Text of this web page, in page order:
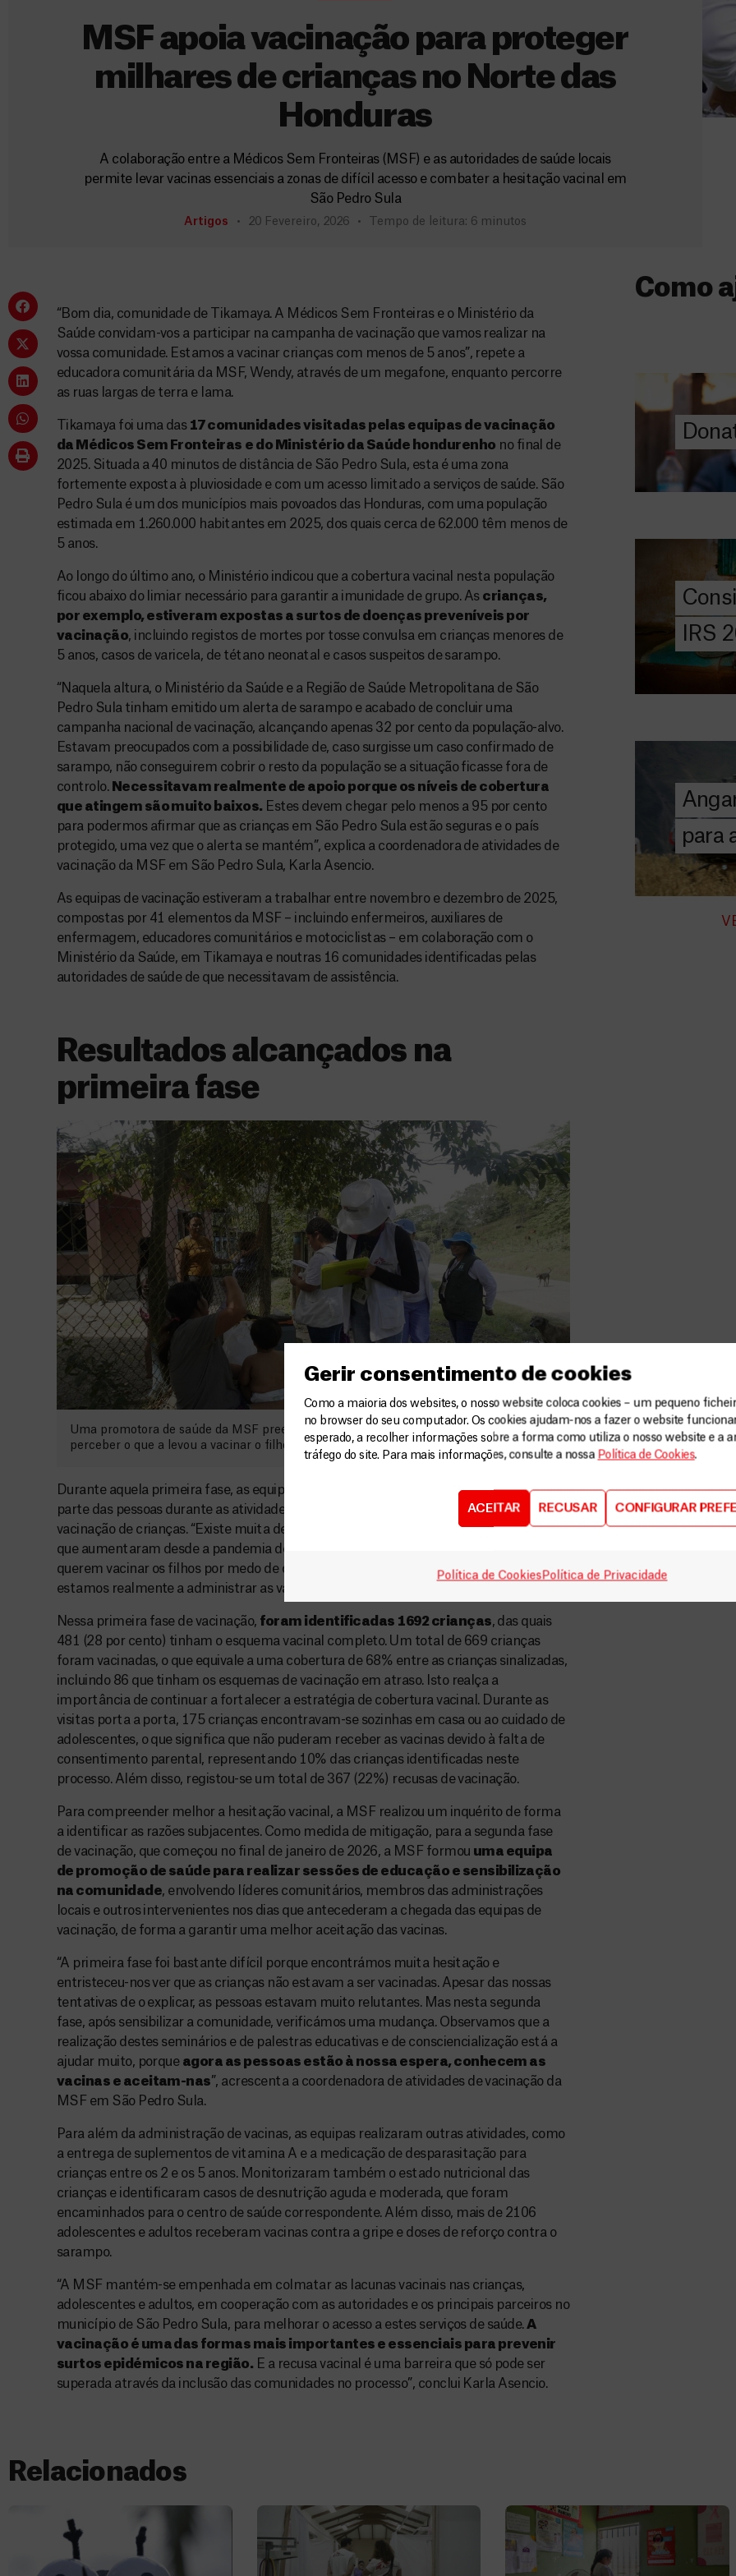
Gerir consentimento de cookies
Como a maioria dos websites, o nosso website coloca cookies – um pequeno
no browser do seu computador. Os cookies ajudam-nos a fazer o website
esperado, a recolher informações sobre a forma como utiliza o nosso website e a
tráfego do site. Para mais informações, consulte a nossa Política de Cookies.
ACEITAR RECUSAR CONFIGURAR
Política de Cookies Política de Privacidade
MSF apoia vacinação para proteger
milhares de crianças no Norte das
Honduras
A colaboração entre a Médicos Sem Fronteiras (MSF) e as autoridades de saúde locais
permite levar vacinas essenciais a zonas de difícil acesso e combater a hesitação vacinal em
São Pedro Sula
Artigos 20 Fevereiro, 2026 Tempo de leitura: 6 minutos
“Bom dia, comunidade de Tikamaya. A Médicos Sem Fronteiras e o Ministério da
Saúde convidam-vos a participar na campanha de vacinação que vamos realizar na
vossa comunidade. Estamos a vacinar crianças com menos de 5 anos”, repete a
educadora comunitária da MSF, Wendy, através de um megafone, enquanto percorre
as ruas largas de terra e lama.
Tikamaya foi uma das 17 comunidades visitadas pelas equipas de vacinação
da Médicos Sem Fronteiras e do Ministério da Saúde hondurenho no final de
2025. Situada a 40 minutos de distância de São Pedro Sula, esta é uma zona
fortemente exposta à pluviosidade e com um acesso limitado a serviços de saúde. São
Pedro Sula é um dos municípios mais povoados das Honduras, com uma população
estimada em 1.260.000 habitantes em 2025, dos quais cerca de 62.000 têm menos de
5 anos.
Ao longo do último ano, o Ministério indicou que a cobertura vacinal nesta população
ficou abaixo do limiar necessário para garantir a imunidade de grupo. As crianças,
por exemplo, estiveram expostas a surtos de doenças preveníveis por
vacinação, incluindo registos de mortes por tosse convulsa em crianças menores de
5 anos, casos de varicela, de tétano neonatal e casos suspeitos de sarampo.
“Naquela altura, o Ministério da Saúde e a Região de Saúde Metropolitana de São
Pedro Sula tinham emitido um alerta de sarampo e acabado de concluir uma
campanha nacional de vacinação, alcançando apenas 32 por cento da população-alvo.
Estavam preocupados com a possibilidade de, caso surgisse um caso confirmado de
sarampo, não conseguirem cobrir o resto da população se a situação ficasse fora de
controlo. Necessitavam realmente de apoio porque os níveis de cobertura
que atingem são muito baixos. Estes devem chegar pelo menos a 95 por cento
para podermos afirmar que as crianças em São Pedro Sula estão seguras e o país
protegido, uma vez que o alerta se mantém”, explica a coordenadora de atividades de
vacinação da MSF em São Pedro Sula, Karla Asencio.
As equipas de vacinação estiveram a trabalhar entre novembro e dezembro de 2025,
compostas por 41 elementos da MSF – incluindo enfermeiros, auxiliares de
enfermagem, educadores comunitários e motociclistas – em colaboração com o
Ministério da Saúde, em Tikamaya e noutras 16 comunidades identificadas pelas
autoridades de saúde de que necessitavam de assistência.
Resultados alcançados na
primeira fase
Uma promotora de saúde da MSF preenche um questionário com uma mãe para
perceber o que a levou a vacinar o filho. © Laura Aceituno/MSF, 2025
Durante aquela primeira fase, as equipas encontraram resistência, rejeição e medo por
parte das pessoas durante as atividades de sensibilização, especialmente no que toca à
vacinação de crianças. “Existe muita desinformação, muitos mitos que têm circulado e
que aumentaram desde a pandemia de COVID-19. Como resultado, as mães já não
querem vacinar os filhos por medo de complicações ou porque não têm a certeza se
estamos realmente a administrar as vacinas que dizemos”, aponta Karla Asencio.
Nessa primeira fase de vacinação, foram identificadas 1692 crianças, das quais
481 (28 por cento) tinham o esquema vacinal completo. Um total de 669 crianças
foram vacinadas, o que equivale a uma cobertura de 68% entre as crianças sinalizadas,
incluindo 86 que tinham os esquemas de vacinação em atraso. Isto realça a
importância de continuar a fortalecer a estratégia de cobertura vacinal. Durante as
visitas porta a porta, 175 crianças encontravam-se sozinhas em casa ou ao cuidado de
adolescentes, o que significa que não puderam receber as vacinas devido à falta de
consentimento parental, representando 10% das crianças identificadas neste
processo. Além disso, registou-se um total de 367 (22%) recusas de vacinação.
Para compreender melhor a hesitação vacinal, a MSF realizou um inquérito de forma
a identificar as razões subjacentes. Como medida de mitigação, para a segunda fase
de vacinação, que começou no final de janeiro de 2026, a MSF formou uma equipa
de promoção de saúde para realizar sessões de educação e sensibilização
na comunidade, envolvendo líderes comunitários, membros das administrações
locais e outros intervenientes nos dias que antecederam a chegada das equipas de
vacinação, de forma a garantir uma melhor aceitação das vacinas.
“A primeira fase foi bastante difícil porque encontrámos muita hesitação e
entristeceu-nos ver que as crianças não estavam a ser vacinadas. Apesar das nossas
tentativas de o explicar, as pessoas estavam muito relutantes. Mas nesta segunda
fase, após sensibilizar a comunidade, verificámos uma mudança. Observamos que a
realização destes seminários e de palestras educativas e de consciencialização está a
ajudar muito, porque agora as pessoas estão à nossa espera, conhecem as
vacinas e aceitam-nas”, acrescenta a coordenadora de atividades de vacinação da
MSF em São Pedro Sula.
Para além da administração de vacinas, as equipas realizaram outras atividades, como
a entrega de suplementos de vitamina A e a medicação de desparasitação para
crianças entre os 2 e os 5 anos. Monitorizaram também o estado nutricional das
crianças e identificaram casos de desnutrição aguda e moderada, que foram
encaminhados para o centro de saúde correspondente. Além disso, mais de 2106
adolescentes e adultos receberam vacinas contra a gripe e doses de reforço contra o
sarampo.
“A MSF mantém-se empenhada em colmatar as lacunas vacinais nas crianças,
adolescentes e adultos, em cooperação com as autoridades e os principais parceiros no
município de São Pedro Sula, para melhorar o acesso a estes serviços de saúde. A
vacinação é uma das formas mais importantes e essenciais para prevenir
surtos epidémicos na região. E a recusa vacinal é uma barreira que só pode ser
superada através da inclusão das comunidades no processo”, conclui Karla Asencio.
Como
ajuda-nos a
a quem mais
DOE
AGORA
IRS
Saiba tudo
IRS: o que é,
preencher, e
MSF com o
DOE
AGORA
para
Angarie
A MSF
chegar
humanitária
DOE
AGORA
Relacionados